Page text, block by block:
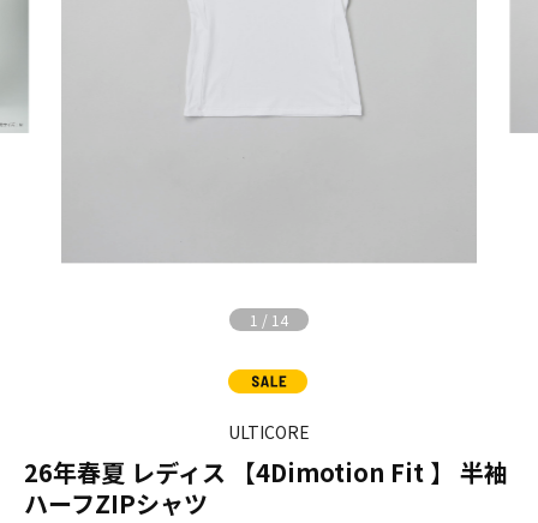
1 / 14
ULTICORE
26年春夏 レディス 【4Dimotion Fit 】 半袖
ハーフZIPシャツ